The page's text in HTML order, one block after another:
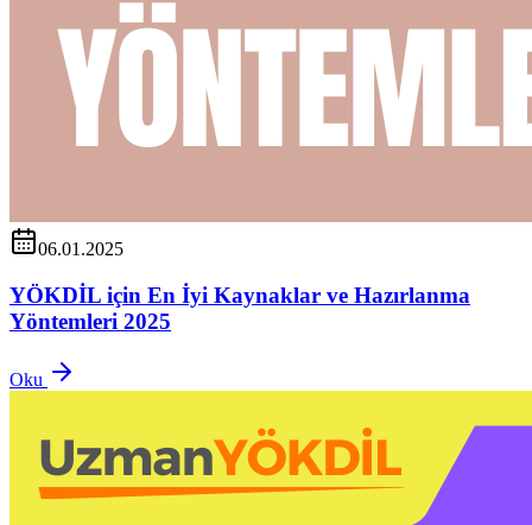
06.01.2025
YÖKDİL için En İyi Kaynaklar ve Hazırlanma
Yöntemleri 2025
Oku